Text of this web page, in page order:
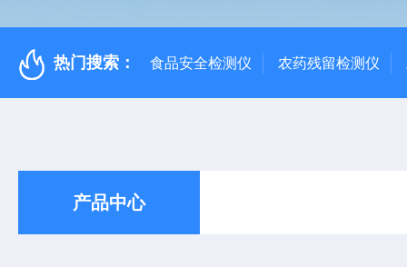
热门搜索： 食品安全检测仪 农药残留检测仪
产品中心